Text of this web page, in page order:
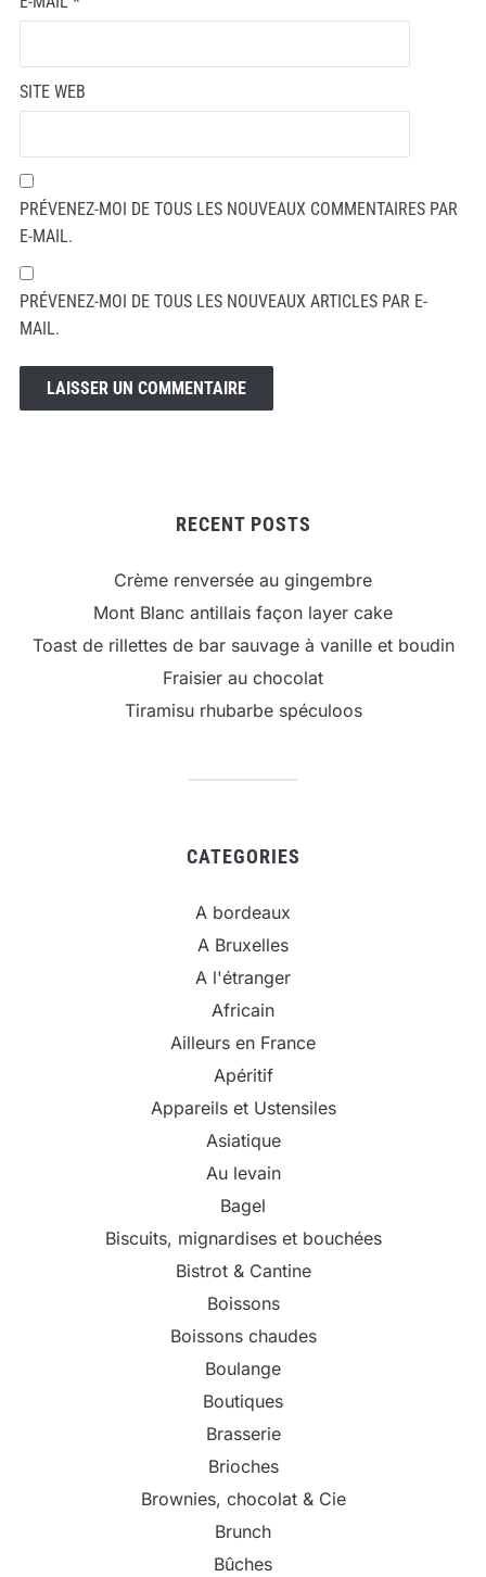
SITE WEB
PRÉVENEZ-MOI DE TOUS LES NOUVEAUX COMMENTAIRES PAR
E-MAIL.
PRÉVENEZ-MOI DE TOUS LES NOUVEAUX ARTICLES PAR E-
MAIL.
RECENT POSTS
Crème renversée au gingembre
Mont Blanc antillais façon layer cake
Toast de rillettes de bar sauvage à vanille et boudin
Fraisier au chocolat
Tiramisu rhubarbe spéculoos
CATEGORIES
A bordeaux
A Bruxelles
A l'étranger
Africain
Ailleurs en France
Apéritif
Appareils et Ustensiles
Asiatique
Au levain
Bagel
Biscuits, mignardises et bouchées
Bistrot & Cantine
Boissons
Boissons chaudes
Boulange
Boutiques
Brasserie
Brioches
Brownies, chocolat & Cie
Brunch
Bûches